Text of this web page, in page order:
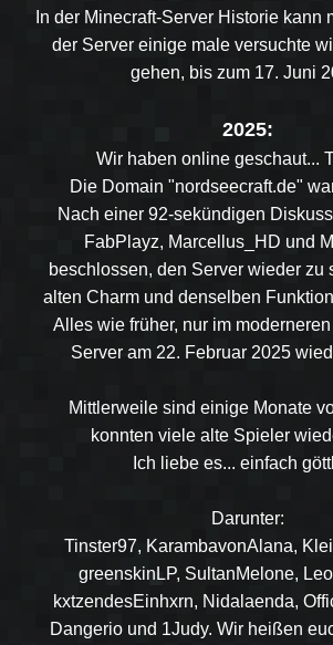
In der Minecraft-Server Historie kann
der Server einige male versuchte
gehen, bis zum 17. Juni
2025:
Wir haben online geschaut...
Die Domain "nordseecraft.de"
Nach einer 92-sekündigen
FabPlayz, Marcellus_HD und
beschlossen, den Server wieder zu
alten Charm und denselben
Alles wie früher, nur im
Server am 22. Februar 2025
Mittlerweile sind einige Monate
konnten viele alte Spieler
Ich liebe es... einfach
Darunter:
Tinster97, KarambavonAlana,
greenskinLP, SultanMelone,
kxtzendesEinhxrn, Nidalaenda,
Dangerio und 1Judy. Wir heißen